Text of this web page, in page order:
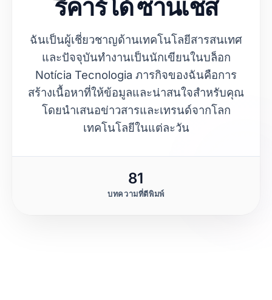
ริคาร์โด้ ซานเชส
ฉันเป็นผู้เชี่ยวชาญด้านเทคโนโลยีสารสนเทศ
และปัจจุบันทำงานเป็นนักเขียนในบล็อก
Notícia Tecnologia ภารกิจของฉันคือการ
สร้างเนื้อหาที่ให้ข้อมูลและน่าสนใจสำหรับคุณ
โดยนำเสนอข่าวสารและเทรนด์จากโลก
เทคโนโลยีในแต่ละวัน
81
บทความที่ตีพิมพ์